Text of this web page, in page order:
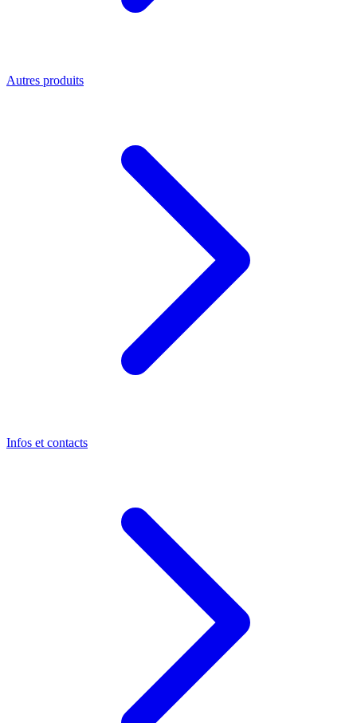
Autres produits
Infos et contacts